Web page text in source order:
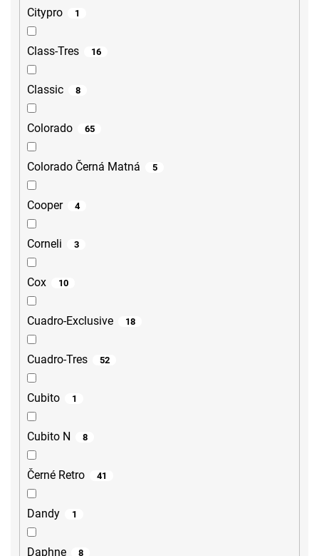
Citypro 1
Class-Tres 16
Classic 8
Colorado 65
Colorado Černá Matná 5
Cooper 4
Corneli 3
Cox 10
Cuadro-Exclusive 18
Cuadro-Tres 52
Cubito 1
Cubito N 8
Černé Retro 41
Dandy 1
Daphne 8